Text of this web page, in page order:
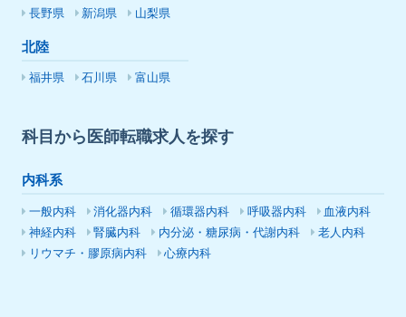
長野県 新潟県 山梨県
北陸
福井県 石川県 富山県
科目から医師転職求人を探す
内科系
一般内科 消化器内科 循環器内科 呼吸器内科
血液内科
神経内科
腎臓内科 内分泌・糖尿病・代謝内科
老人内科
リウマチ・膠原病内科
心療内科